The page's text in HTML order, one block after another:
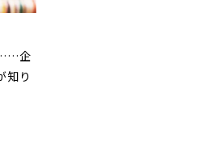
……企
知り